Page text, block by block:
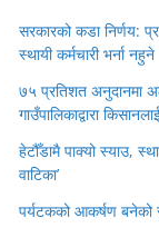
सरकारको कडा निर्णय:
स्थायी कर्मचारी भर्ना नहुने
७५ प्रतिशत अनुदानमा
गाउँपालिकाद्वारा
हेटौँडामै पाक्यो स्याउ,
वाटिका’
पर्यटकको आकर्षण बनेको